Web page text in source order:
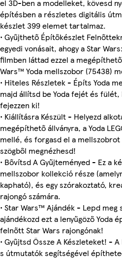
el 3D-ben a modelleket, kövesd
építésben a részletes digitális
készlet 399 elemet tartalmaz.
• Gyűjthető Építőkészlet
egyedi vonásait, ahogy a Star
filmben láttad ezzel a
Wars™ Yoda mellszobor (75438)
• Hiteles Részletek - Építs Yoda
majd állítsd be Yoda fejét és
fejezzen ki!
• Kiállításra Készült - Helyezd
megépíthető állványra, a Yoda
mellé, és forgasd el a mellszobrot
szögből megnézhesd!
• Bővítsd A Gyűjteményed - Ez a
mellszobor kollekció része
kapható), és egy szórakoztató,
rajongó számára.
• Star Wars™ Ajándék - Lepd meg
ajándékozd ezt a lenyűgöző Yoda
felnőtt Star Wars rajongónak!
• Gyűjtsd Össze A Készleteket! -
s útmutatók segítségével